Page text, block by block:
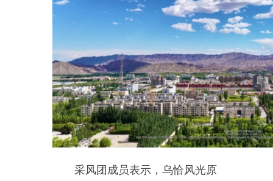
主办：新疆乌恰县人民政府办公室
承办：新疆乌恰县政务服务
政府网站标识码：6530240001新公网安备65302402000101号
联系电话：0908-4621030 法